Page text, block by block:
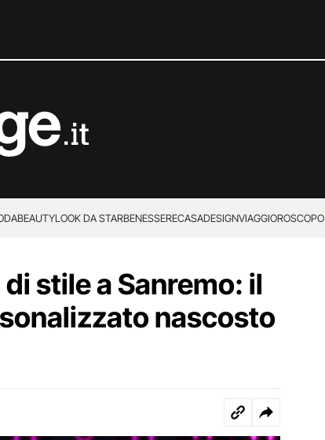
BEAUTYLOOK DA STARBENESSERECASADESIGNVIAGGIOROSCOPO
stile a Sanremo: il
nascosto